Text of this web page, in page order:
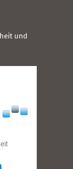
und